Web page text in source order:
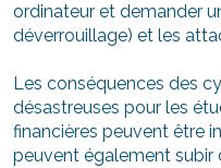
ordinateur et demander
déverrouillage) et les
Les conséquences des
désastreuses pour les
financières peuvent être
peuvent également subir